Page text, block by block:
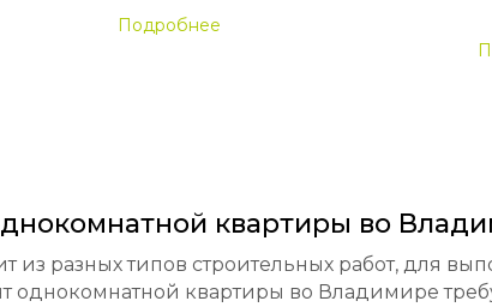
Подробнее
квартиры во
из разных типов строительных работ, для
однокомнатной квартиры во Владимире